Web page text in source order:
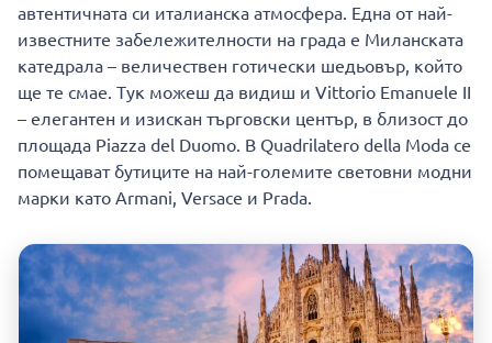
автентичната си италианска атмосфера. Една от най-
известните забележителности на града е Миланската
катедрала – величествен готически шедьовър, който
ще те смае. Тук можеш да видиш и Vittorio Emanuele II
– елегантен и изискан търговски център, в близост до
площада Piazza del Duomo. В Quadrilatero della Moda се
помещават бутиците на най-големите световни модни
марки като Armani, Versace и Prada.